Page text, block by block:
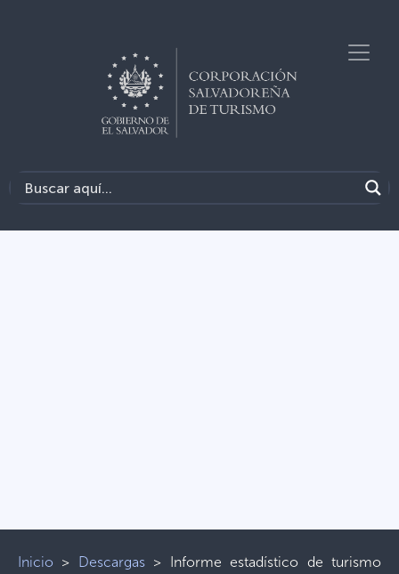
Inicio > Descargas> Informe estadístico de turismo